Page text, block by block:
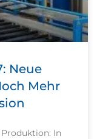
Neue
Mehr
In